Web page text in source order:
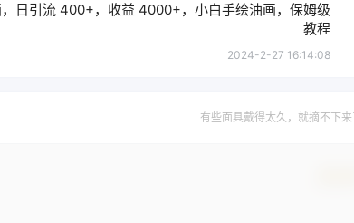
日引流 400+，收益 4000+，小白手绘油画，保姆级
教程
2024-2-27 16:14:08
有些面具戴得太久，就摘不下来